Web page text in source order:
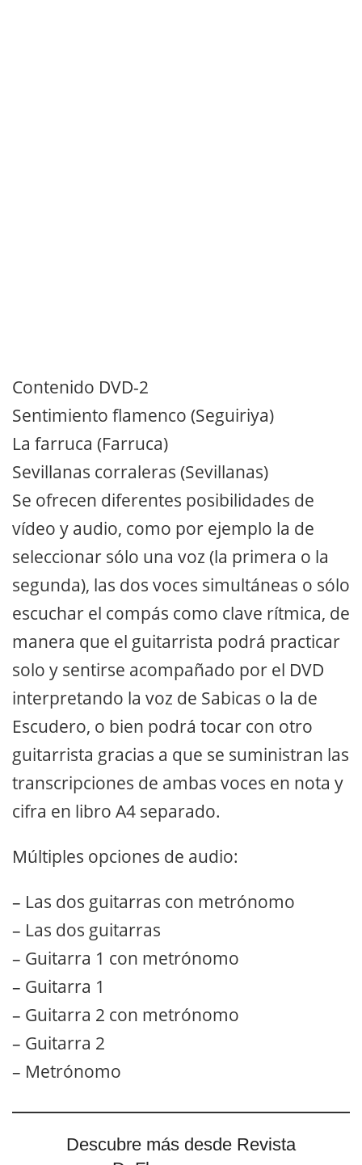
Contenido DVD-2
Sentimiento flamenco (Seguiriya)
La farruca (Farruca)
Sevillanas corraleras (Sevillanas)
Se ofrecen diferentes posibilidades de
vídeo y audio, como por ejemplo la de
seleccionar sólo una voz (la primera o la
segunda), las dos voces simultáneas o sólo
escuchar el compás como clave rítmica, de
manera que el guitarrista podrá practicar
solo y sentirse acompañado por el DVD
interpretando la voz de Sabicas o la de
Escudero, o bien podrá tocar con otro
guitarrista gracias a que se suministran las
transcripciones de ambas voces en nota y
cifra en libro A4 separado.
Múltiples opciones de audio:
– Las dos guitarras con metrónomo
– Las dos guitarras
– Guitarra 1 con metrónomo
– Guitarra 1
– Guitarra 2 con metrónomo
– Guitarra 2
– Metrónomo
Descubre más desde Revista